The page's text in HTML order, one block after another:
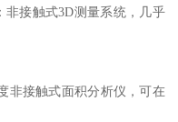
接触式3D测量系统，几乎
非接触式面积分析仪，可在